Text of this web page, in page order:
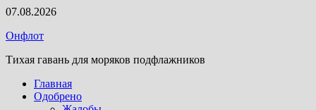
Перейти
содержимому
07.08.2026
Онфлот
Тихая гавань для моряков подфлажников
Главная
Одобрено